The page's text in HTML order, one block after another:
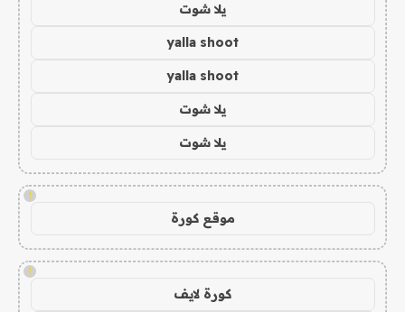
يلا شوت
yalla shoot
yalla shoot
يلا شوت
يلا شوت
!
موقع كورة
!
كورة لايف